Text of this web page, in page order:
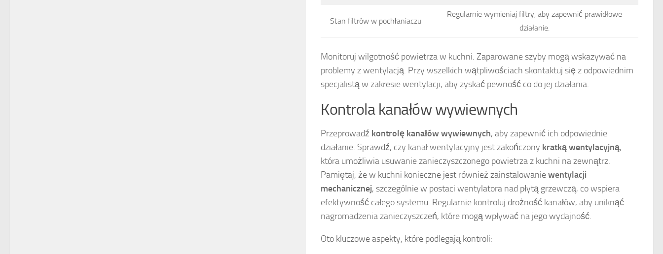
Stan filtrów w pochłaniaczu
Regularnie wymieniaj filtry, aby zapewnić prawidłowe
działanie.
Monitoruj wilgotność powietrza w kuchni. Zaparowane szyby mogą wskazywać na
problemy z wentylacją. Przy wszelkich wątpliwościach skontaktuj się z odpowiednim
specjalistą w zakresie wentylacji, aby zyskać pewność co do jej działania.
Kontrola kanałów wywiewnych
Przeprowadź kontrolę kanałów wywiewnych, aby zapewnić ich odpowiednie
działanie. Sprawdź, czy kanał wentylacyjny jest zakończony kratką wentylacyjną,
która umożliwia usuwanie zanieczyszczonego powietrza z kuchni na zewnątrz.
Pamiętaj, że w kuchni konieczne jest również zainstalowaniewentylacji
mechanicznej, szczególnie w postaci wentylatora nad płytą grzewczą, co wspiera
efektywność całego systemu. Regularnie kontroluj drożność kanałów, aby uniknąć
nagromadzenia zanieczyszczeń, które mogą wpływać na jego wydajność.
Oto kluczowe aspekty, które podlegają kontroli: